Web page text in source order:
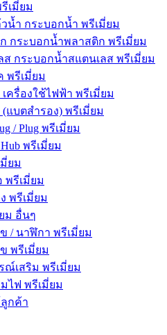
เมี่ยม
น้ำ กระบอกน้ำ พรีเมี่ยม
กระบอกน้ำพลาสติก พรีเมี่ยม
ส กระบอกน้ำสแตนเลส พรีเมี่ยม
พรีเมี่ยม
ครื่องใช้ไฟฟ้า พรีเมี่ยม
(แบตสำรอง) พรีเมี่ยม
/ Plug พรีเมี่ยม
พรีเมี่ยม
ยม
รีเมี่ยม
พรีเมี่ยม
ม อื่นๆ
/ นาฬิกา พรีเมี่ยม
พรีเมี่ยม
ณ์เสริม พรีเมี่ยม
ไฟ พรีเมี่ยม
กค้า